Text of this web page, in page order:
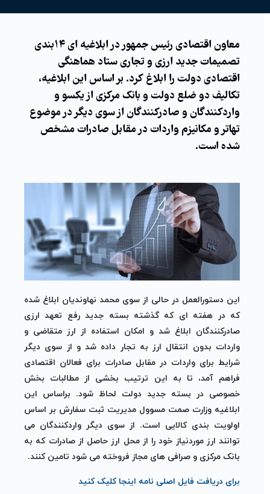
معاون اقتصادی رئیس جمهور در ابلاغیه ای ۱۴بندی
تصمیمات جدید ارزی و تجاری ستاد هماهنگی
اقتصادی دولت را ابلاغ کرد. بر اساس این ابلاغیه،
تکالیف دو ضلع دولت و بانک مرکزی از یکسو و
واردکنندگان و صادرکنندگان از سوی دیگر در موضوع
تهاتر و مکانیزم واردات در مقابل صادرات مشخص
شده است.
این دستورالعمل در حالی از سوی محمد نهاوندیان ابلاغ شده
که در هفته ای که گذشته بسته جدید رفع تعهد ارزی
صادرکنندگان ابلاغ شد و امکان استفاده از ارز متقاضی و
واردات بدون انتقال ارز به تجار داده شد و از سوی دیگر
شرایط برای واردات در مقابل صادرات برای فعالان اقتصادی
فراهم آمد، تا به این ترتیب بخشی از مطالبات بخش
خصوصی در بسته جدید دولت لحاظ شود. براساس این
ابلاغیه وزارت صمت مسوول مدیریت ثبت سفارش بر اساس
اولویت بندی کالایی است. از سوی دیگر واردکنندگان می
توانند ارز موردنیاز خود را از محل ارز حاصل از صادرات که به
بانک مرکزی و صرافی های مجاز فروخته می شود تامین کنند.
برای دریافت فایل اصلی نامه اینجا کلیک کنید